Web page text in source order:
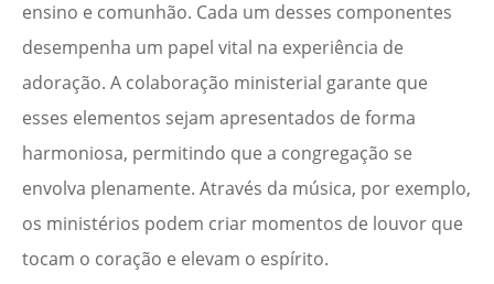
ensino e comunhão. Cada um desses componentes
desempenha um papel vital na experiência de
adoração. A colaboração ministerial garante que
esses elementos sejam apresentados de forma
harmoniosa, permitindo que a congregação se
envolva plenamente. Através da música, por exemplo,
os ministérios podem criar momentos de louvor que
tocam o coração e elevam o espírito.